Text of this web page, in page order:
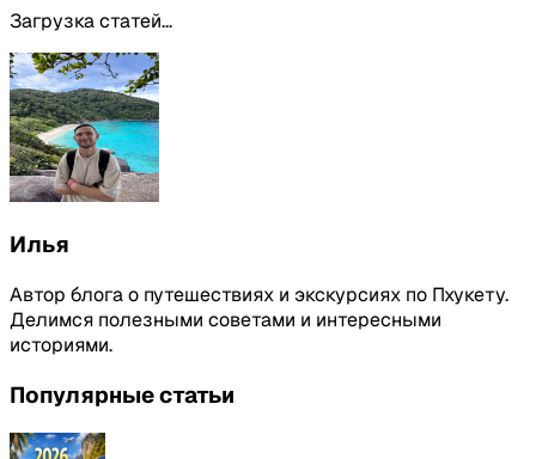
Загрузка статей...
Илья
Автор блога о путешествиях и экскурсиях по Пхукету.
Делимся полезными советами и интересными
историями.
Популярные статьи